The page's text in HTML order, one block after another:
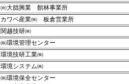
㈲大朏興業 館林事業所
カワベ産業㈱ 板倉営業所
関越技研㈱
㈱環境管理センター
環境技研工業㈱
環境システム㈱
㈱環境保全センター